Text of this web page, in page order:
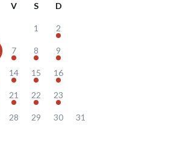
V S D
1 2
7 8 9
14 15 16
21 22 23
28 29 30 31